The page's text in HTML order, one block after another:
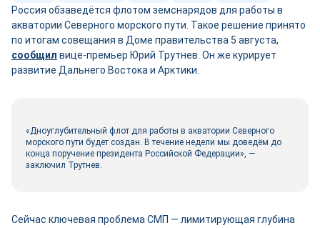
Россия обзаведётся флотом земснарядов для работы в
акватории Северного морского пути. Такое решение принято
по итогам совещания в Доме правительства 5 августа,
сообщил вице-премьер Юрий Трутнев. Он же курирует
развитие Дальнего Востока и Арктики.
«Дноуглубительный флот для работы в акватории Северного
морского пути будет создан. В течение недели мы доведём до
конца поручение президента Российской Федерации», —
заключил Трутнев.
Сейчас ключевая проблема СМП — лимитирующая глубина